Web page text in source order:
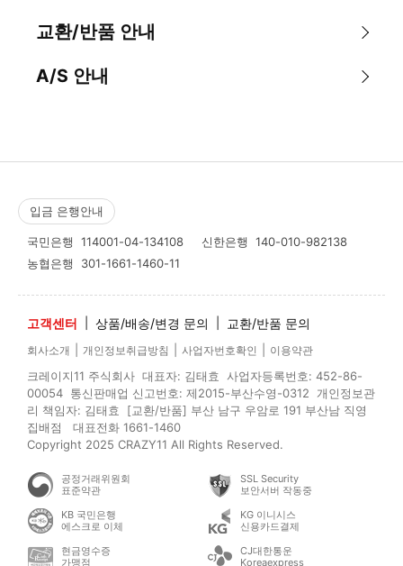
교환/반품 안내
A/S 안내
입금 은행안내
국민은행 114001-04-134108 신한은행 140-010-982138
농협은행 301-1661-1460-11
고객센터 상품/배송/변경 문의 교환/반품 문의
회사소개 개인정보취급방침 사업자번호확인 이용약관
크레이지11 주식회사 대표자: 김태효 사업자등록번호: 452-86-
00054 통신판매업 신고번호: 제2015-부산수영-0312 개인정보관
리 책임자: 김태효 [교환/반품] 부산 남구 우암로 191 부산남 직영
집배점 대표전화 1661-1460
Copyright 2025 CRAZY11 All Rights Reserved.
공정거래위원회
표준약관
SSL Security
보안서버 작동중
KB 국민은행
에스크로 이체
KG 이니시스
신용카드결제
현금영수증
가맹점
CJ대한통운
Koreaexpress